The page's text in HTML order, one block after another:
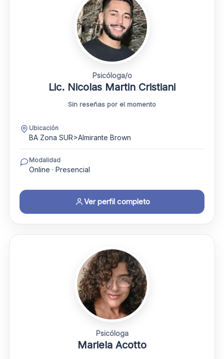
Psicóloga/o
Lic. Nicolas Martin Cristiani
Sin reseñas por el momento
Ubicación
BA Zona SUR>Almirante Brown
Modalidad
Online · Presencial
Ver perfil completo
Psicóloga
Mariela Acotto